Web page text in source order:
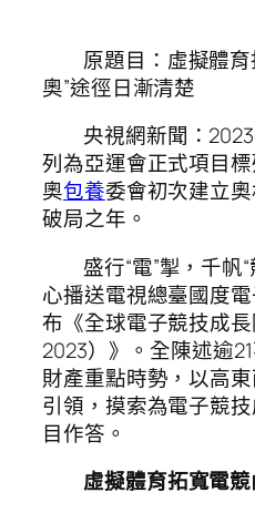
原題目：虛擬體
奧”途徑日漸清楚
央視網新聞：
列為亞運會正式項目
奧包養委會初次建立
破局之年。
盛行“電”掣，千帆
心播送電視總臺國度
布《全球電子競技成
2023）》。全陳述逾
財產重點時勢，以高
引領，摸索為電子競
目作答。
虛擬體育拓寬電